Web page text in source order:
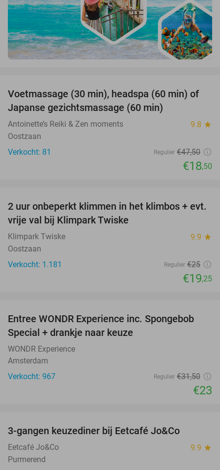
61%
Voetmassage (30 min), headspa (60 min) of
Japanse gezichtsmassage (60 min)
Antoinette’s Reiki & Zen moments 9.8 star
Oostzaan
Verkocht: 81
Regulier €47,50
€18,50
23%
2 uur onbeperkt klimmen in het klimbos + evt.
vrije val bij Klimpark Twiske
Klimpark Twiske 9.9 star
Oostzaan
Verkocht: 1.181
Regulier €25
€19,25
27%
Entree WONDR Experience inc. Spongebob
Special + drankje naar keuze
WONDR Experience
Amsterdam
Verkocht: 967
Regulier €31,50
€23
3-gangen keuzediner bij Eetcafé Jo&Co
Eetcafé Jo&Co 9.9 star
Purmerend